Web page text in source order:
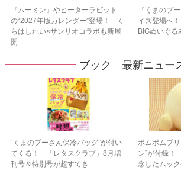
『ムーミン』やピーターラビット
の“2027年版カレンダー”登場！ く
らはしれい×サンリオコラボも新展
開
『くまのプ
イズ登場へ
BIGぬいぐる
ブック 最新ニュー
“くまのプーさん保冷バッグ”が付い
てくる！ 「レタスクラブ」8月増
刊号＆特別号が超すてき
ポムポムプ
ン”が付録
念したムッ